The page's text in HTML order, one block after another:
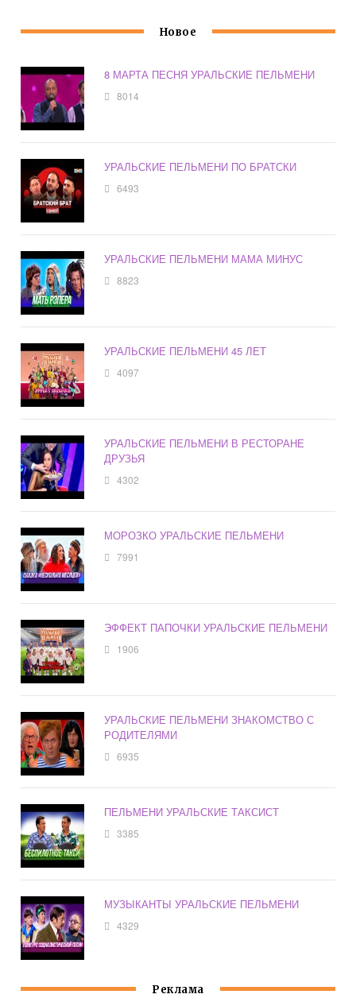
Новое
8 МАРТА ПЕСНЯ УРАЛЬСКИЕ ПЕЛЬМЕНИ
8014
УРАЛЬСКИЕ ПЕЛЬМЕНИ ПО БРАТСКИ
6493
УРАЛЬСКИЕ ПЕЛЬМЕНИ МАМА МИНУС
8823
УРАЛЬСКИЕ ПЕЛЬМЕНИ 45 ЛЕТ
4097
УРАЛЬСКИЕ ПЕЛЬМЕНИ В РЕСТОРАНЕ
ДРУЗЬЯ
4302
МОРОЗКО УРАЛЬСКИЕ ПЕЛЬМЕНИ
7991
ЭФФЕКТ ПАПОЧКИ УРАЛЬСКИЕ ПЕЛЬМЕНИ
1906
УРАЛЬСКИЕ ПЕЛЬМЕНИ ЗНАКОМСТВО С
РОДИТЕЛЯМИ
6935
ПЕЛЬМЕНИ УРАЛЬСКИЕ ТАКСИСТ
3385
МУЗЫКАНТЫ УРАЛЬСКИЕ ПЕЛЬМЕНИ
4329
Реклама